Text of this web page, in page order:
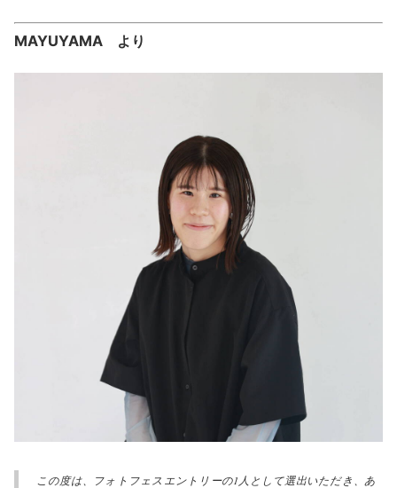
MAYUYAMA より
この度は、フォトフェスエントリーの1人として選出いただき、あ